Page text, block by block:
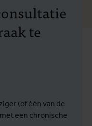
te
(of één van de
een chronische